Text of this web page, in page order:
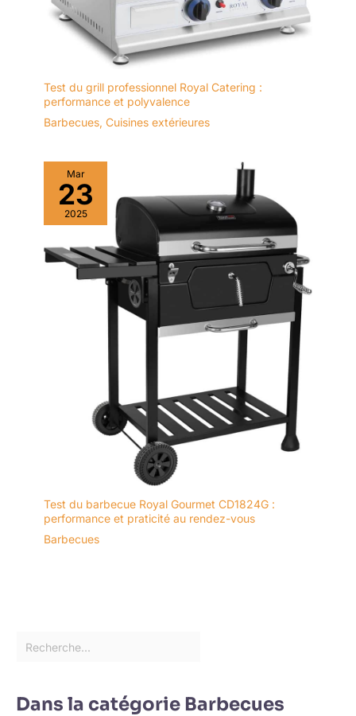
Test du grill professionnel Royal Catering :
performance et polyvalence
Barbecues, Cuisines extérieures
Mar
23
2025
Test du barbecue Royal Gourmet CD1824G :
performance et praticité au rendez-vous
Barbecues
Dans la catégorie Barbecues